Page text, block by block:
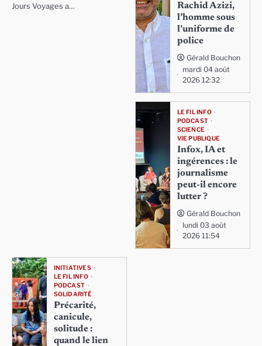
Jours Voyages a…
Rachid Azizi,
l’homme sous
l’uniforme de
police
Gérald Bouchon
mardi 04 août
2026 12:32
LE FIL INFO
PODCAST
SCIENCE
VIE PUBLIQUE
Infox, IA et
ingérences : le
journalisme
peut-il encore
lutter ?
Gérald Bouchon
lundi 03 août
2026 11:54
INITIATIVES
LE FIL INFO
PODCAST
SOLIDARITÉ
Précarité,
canicule,
solitude :
quand le lien